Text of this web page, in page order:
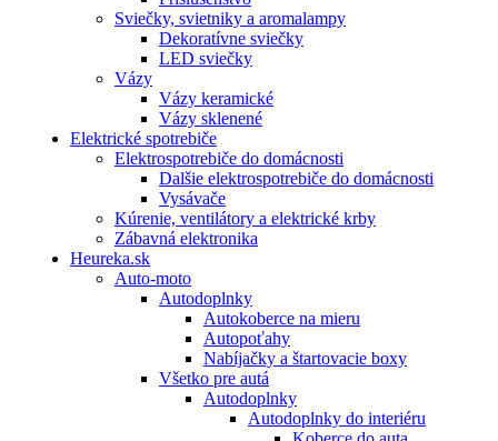
Sviečky, svietniky a aromalampy
Dekoratívne sviečky
LED sviečky
Vázy
Vázy keramické
Vázy sklenené
Elektrické spotrebiče
Elektrospotrebiče do domácnosti
Dalšie elektrospotrebiče do domácnosti
Vysávače
Kúrenie, ventilátory a elektrické krby
Zábavná elektronika
Heureka.sk
Auto-moto
Autodoplnky
Autokoberce na mieru
Autopoťahy
Nabíjačky a štartovacie boxy
Všetko pre autá
Autodoplnky
Autodoplnky do interiéru